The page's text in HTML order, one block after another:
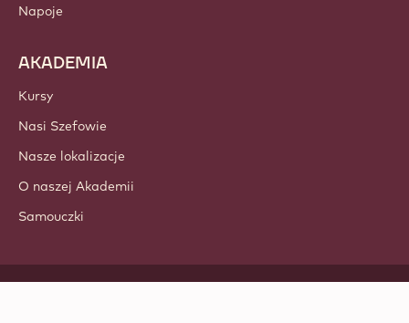
Napoje
AKADEMIA
Kursy
Nasi Szefowie
Nasze lokalizacje
O naszej Akademii
Samouczki